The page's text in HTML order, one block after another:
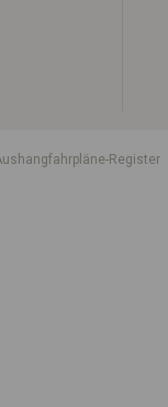
Aushangfahrpläne-Register